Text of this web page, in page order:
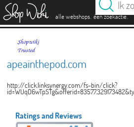
alle webshops. één zoekactie.
apeainthepod.com
http://click.linksynergy.com/fs-bin/click?
Ratings and Reviews